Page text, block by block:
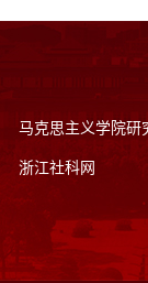
马克思主义学院研
浙江社科网